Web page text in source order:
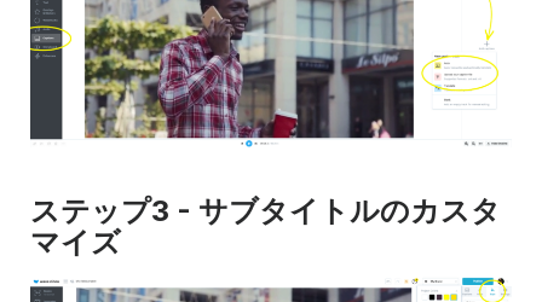
ステップ3 - サブタイトルのカスタ
マイズ